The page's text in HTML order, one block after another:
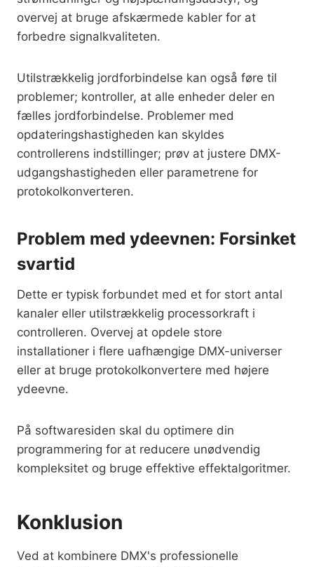
overvej at bruge afskærmede kabler for at
forbedre signalkvaliteten.
Utilstrækkelig jordforbindelse kan også føre til
problemer; kontroller, at alle enheder deler en
fælles jordforbindelse. Problemer med
opdateringshastigheden kan skyldes
controllerens indstillinger; prøv at justere DMX-
udgangshastigheden eller parametrene for
protokolkonverteren.
Problem med ydeevnen: Forsinket
svartid
Dette er typisk forbundet med et for stort antal
kanaler eller utilstrækkelig processorkraft i
controlleren. Overvej at opdele store
installationer i flere uafhængige DMX-universer
eller at bruge protokolkonvertere med højere
ydeevne.
På softwaresiden skal du optimere din
programmering for at reducere unødvendig
kompleksitet og bruge effektive effektalgoritmer.
Konklusion
Ved at kombinere DMX's professionelle